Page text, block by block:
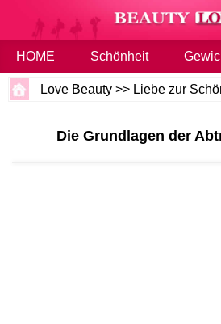
HOME Schönheit
Love Beauty >> Liebe zur
Die Grundlagen der